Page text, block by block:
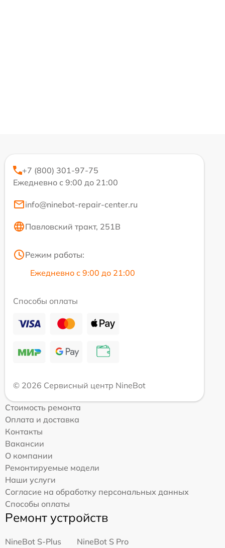
+7 (800) 301-97-75
Ежедневно с 9:00 до 21:00
info@ninebot-repair-center.ru
Павловский тракт, 251В
Режим работы:
Ежедневно с 9:00 до 21:00
Способы оплаты
© 2026 Сервисный центр NineBot
Стоимость ремонта
Оплата и доставка
Контакты
Вакансии
О компании
Ремонтируемые модели
Наши услуги
Согласие на обработку персональных данных
Способы оплаты
Ремонт устройств
NineBot S-Plus
NineBot S Pro